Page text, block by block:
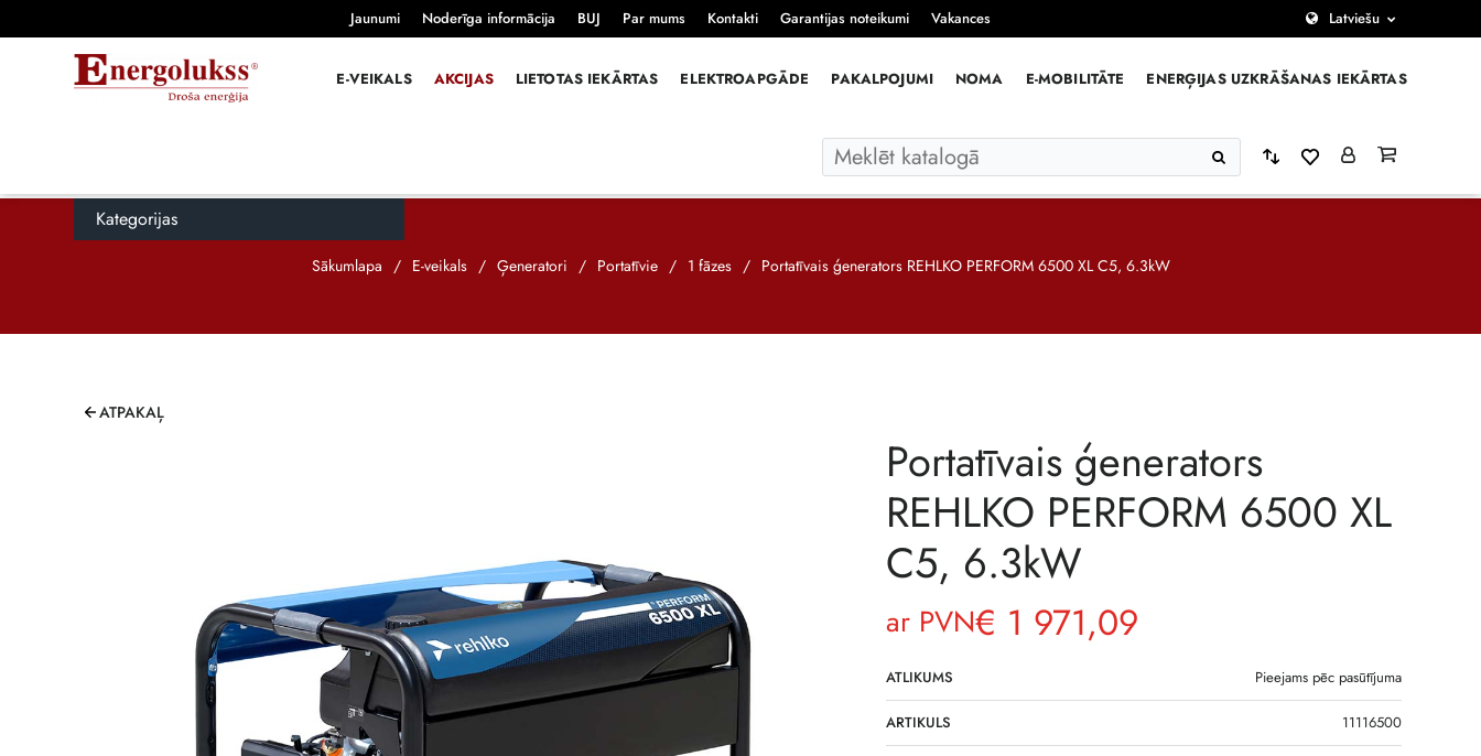
Jaunumi Noderīga informācija BUJ Par mums Kontakti Garantijas noteikumi Vakances Latviešu
E-VEIKALS AKCIJAS LIETOTAS IEKĀRTAS ELEKTROAPGĀDE PAKALPOJUMI NOMA E-MOBILITĀTE ENERĢIJAS UZKRĀŠANAS IEKĀRTAS
Kategorijas
Sākumlapa / E-veikals / Ģeneratori / Portatīvie / 1 fāzes / Portatīvais ģenerators REHLKO PERFORM 6500 XL C5, 6.3kW
ATPAKAĻ
Portatīvais ģenerators
REHLKO PERFORM 6500 XL
C5, 6.3kW
€ 1 971,09
ar PVN
ATLIKUMS Pieejams pēc pasūtījuma
ARTIKULS 11116500